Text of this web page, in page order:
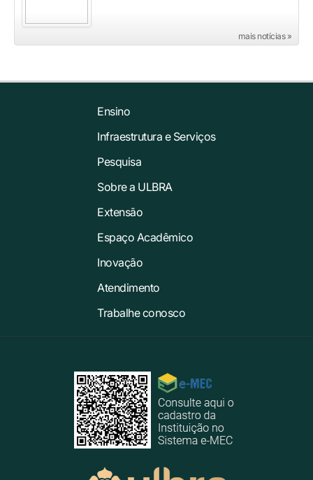
mais notícias »
Ensino
Infraestrutura e Serviços
Pesquisa
Sobre a ULBRA
Extensão
Espaço Acadêmico
Inovação
Atendimento
Trabalhe conosco